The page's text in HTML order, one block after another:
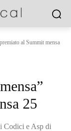
al Summit mensa
25
Codici e Asp di